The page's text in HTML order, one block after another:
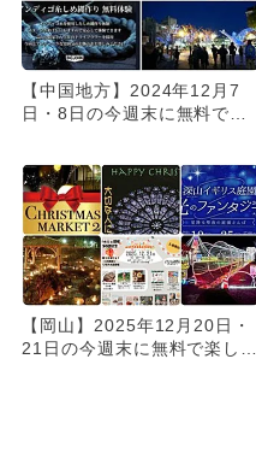
【中国地方】2024年12月7
日・8日の今週末に無料で楽
【岡山】2025年12月20日・
21日の今週末に無料で楽しめ